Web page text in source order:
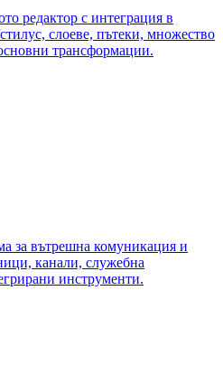
редактор с интеграция в
слоеве, пътеки, множество
трансформации.
за вътрешна комуникация и
канали, служебна
инструменти.